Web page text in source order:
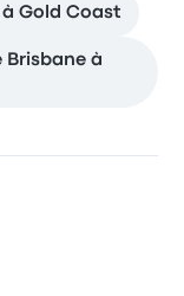
Gold Coast
Brisbane à